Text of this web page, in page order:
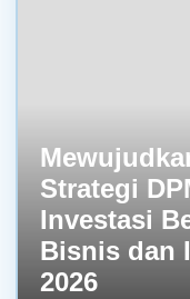
Strategi
Investasi
Bisnis dan
2026